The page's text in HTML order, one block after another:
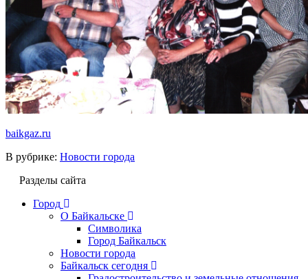
baikgaz.ru
В рубрике: Новости города
Разделы сайта
Город
О Байкальске
Символика
Город Байкальск
Новости города
Байкальск сегодня